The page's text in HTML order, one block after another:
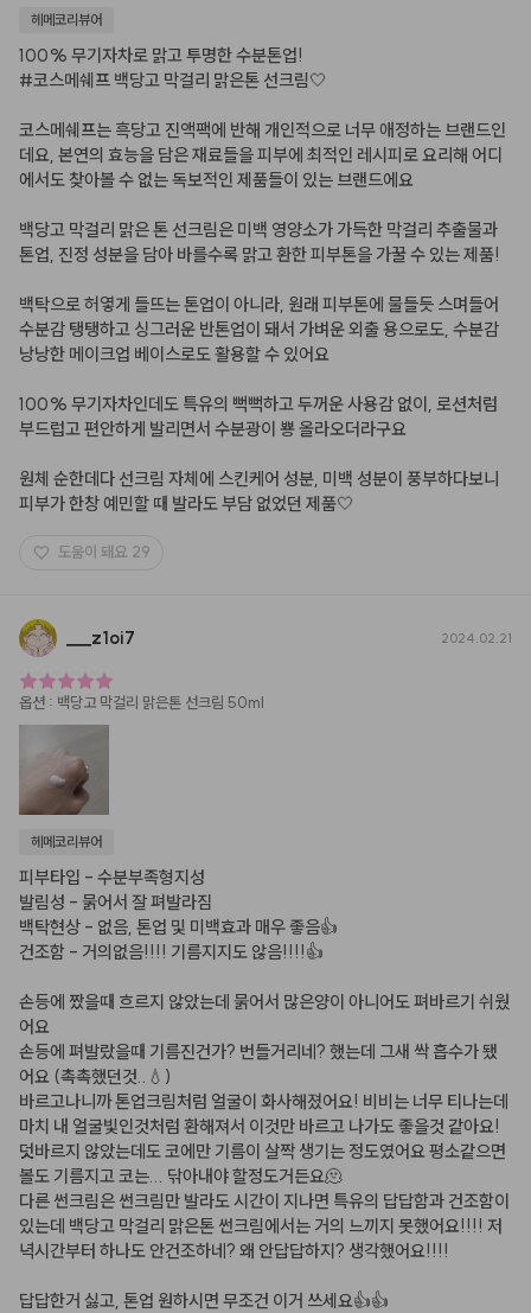
헤메코리뷰어
100% 무기자차로 맑고 투명한 수분톤업!
#코스메쉐프 백당고 막걸리 맑은톤 선크림🤍
코스메쉐프는 흑당고 진액팩에 반해 개인적으로 너무 애정하는 브랜드인
데요, 본연의 효능을 담은 재료들을 피부에 최적인 레시피로 요리해 어디
에서도 찾아볼 수 없는 독보적인 제품들이 있는 브랜드에요
백당고 막걸리 맑은 톤 선크림은 미백 영양소가 가득한 막걸리 추출물과
톤업, 진정 성분을 담아 바를수록 맑고 환한 피부톤을 가꿀 수 있는 제품!
백탁으로 허옇게 들뜨는 톤업이 아니라, 원래 피부톤에 물들듯 스며들어
수분감 탱탱하고 싱그러운 반톤업이 돼서 가벼운 외출 용으로도, 수분감
낭낭한 메이크업 베이스로도 활용할 수 있어요
100% 무기자차인데도 특유의 뻑뻑하고 두꺼운 사용감 없이, 로션처럼
부드럽고 편안하게 발리면서 수분광이 뿅 올라오더라구요
원체 순한데다 선크림 자체에 스킨케어 성분, 미백 성분이 풍부하다보니
피부가 한창 예민할 때 발라도 부담 없었던 제품🤍
도움이 돼요 29
z1oi7 2024.02.21
옵션 : 백당고 막걸리 맑은톤 선크림 50ml
헤메코리뷰어
피부타입 - 수분부족형지성
발림성 - 묽어서 잘 펴발라짐
백탁현상 - 없음, 톤업 및 미백효과 매우 좋음👍
건조함 - 거의없음!!!! 기름지지도 않음!!!!👍
손등에 짰을때 흐르지 않았는데 묽어서 많은양이 아니어도 펴바르기 쉬웠
어요
손등에 펴발랐을때 기름진건가? 번들거리네? 했는데 그새 싹 흡수가 됐
어요 (촉촉했던것..💧)
바르고나니까 톤업크림처럼 얼굴이 화사해졌어요! 비비는 너무 티나는데
마치 내 얼굴빛인것처럼 환해져서 이것만 바르고 나가도 좋을것 같아요!
덧바르지 않았는데도 코에만 기름이 살짝 생기는 정도였어요 평소같으면
볼도 기름지고 코는... 닦아내야 할정도거든요🫠
다른 썬크림은 썬크림만 발라도 시간이 지나면 특유의 답답함과 건조함이
있는데 백당고 막걸리 맑은톤 썬크림에서는 거의 느끼지 못했어요!!!! 저
녁시간부터 하나도 안건조하네? 왜 안답답하지? 생각했어요!!!!
답답한거 싫고, 톤업 원하시면 무조건 이거 쓰세요👍👍